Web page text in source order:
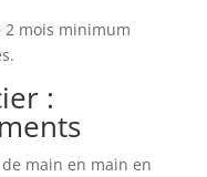
2 mois minimum
:
main en main en